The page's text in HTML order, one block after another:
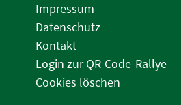
Impressum
Datenschutz
Kontakt
Login zur QR-Code-Rallye
Cookies löschen